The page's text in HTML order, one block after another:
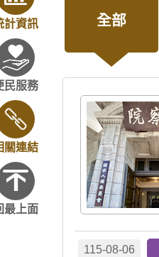
計資訊
民服務
關連結
最上面
全部
115-08-06